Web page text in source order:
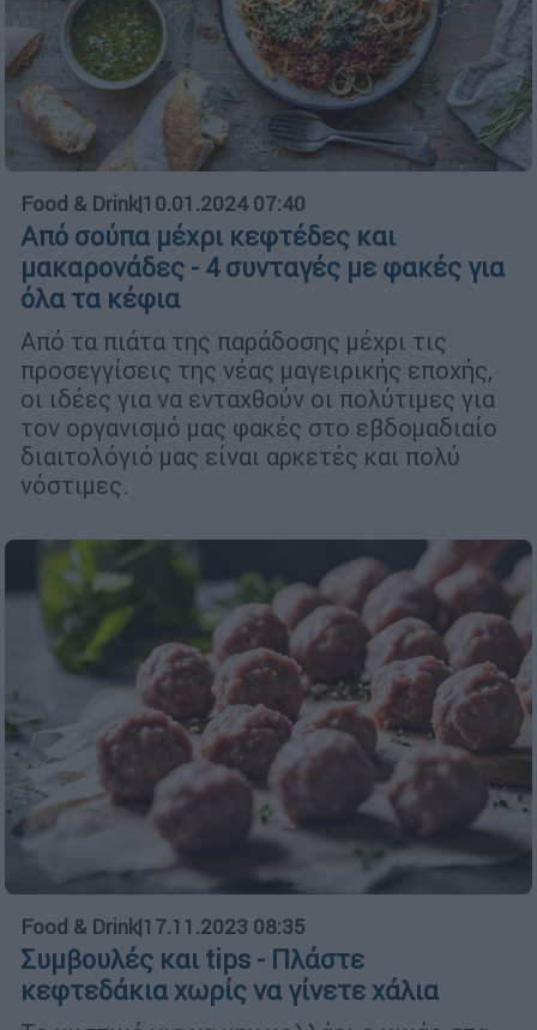
Food & Drink|10.01.2024 07:40
Από σούπα μέχρι κεφτέδες και
μακαρονάδες - 4 συνταγές με φακές για
όλα τα κέφια
Από τα πιάτα της παράδοσης μέχρι τις
προσεγγίσεις της νέας μαγειρικής εποχής,
οι ιδέες για να ενταχθούν οι πολύτιμες για
τον οργανισμό μας φακές στο εβδομαδιαίο
διαιτολόγιό μας είναι αρκετές και πολύ
νόστιμες.
Food & Drink|17.11.2023 08:35
Συμβουλές και tips - Πλάστε
κεφτεδάκια χωρίς να γίνετε χάλια